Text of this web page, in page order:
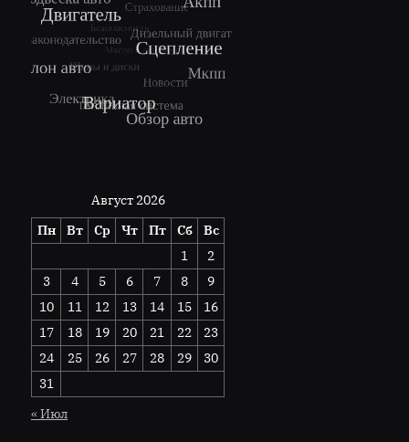
Август 2026
Пн
Вт Ср Чт Пт Сб
Вс
1
2
3
4 5 6 7 8
9
10
11 12 13 14 15
16
17
18 19 20 21 22
23
24
25 26 27 28 29
30
31
« Июл